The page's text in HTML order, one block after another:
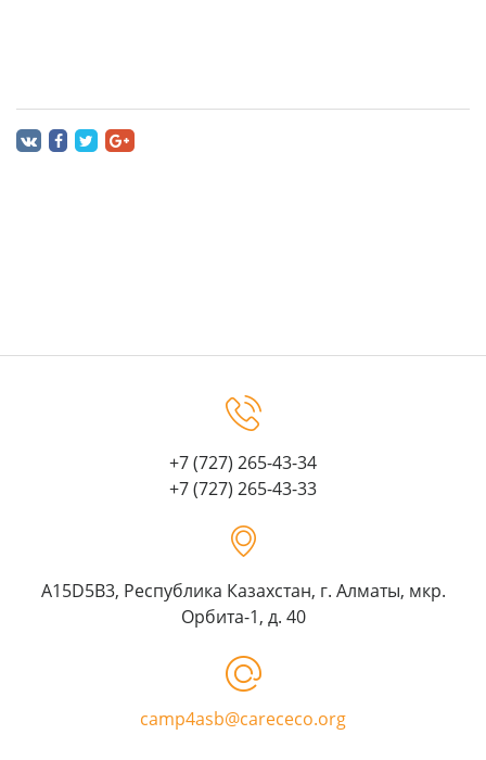
+7 (727) 265-43-34
+7 (727) 265-43-33
A15D5B3, Республика Казахстан, г. Алматы, мкр.
Орбита-1, д. 40
camp4asb@carececo.org